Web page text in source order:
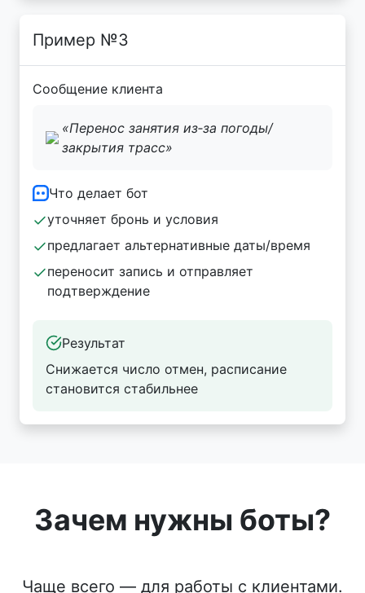
Пример №3
Сообщение клиента
«Перенос занятия из‑за погоды/
закрытия трасс»
Что делает бот
уточняет бронь и условия
предлагает альтернативные даты/время
переносит запись и отправляет
подтверждение
Результат
Снижается число отмен, расписание
становится стабильнее
Зачем нужны боты?
Чаще всего — для работы с клиентами.